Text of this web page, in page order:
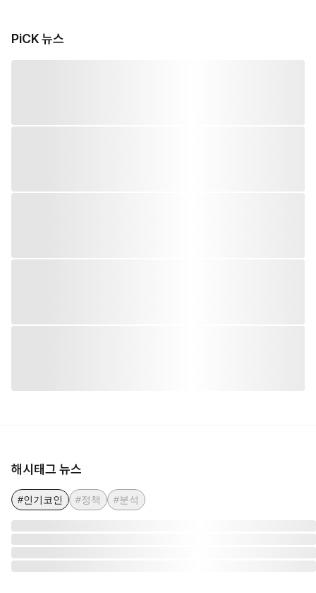
PiCK 뉴스
해시태그 뉴스
#인기코인 #정책 #분석